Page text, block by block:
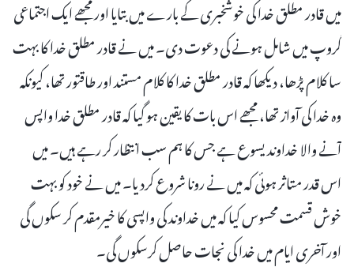
میں قادر مطلق خدا کی خوشخبری کے بارے میں بتایا اور مجھے ایک اجتماعی
گروپ میں شامل ہونے کی دعوت دی۔ میں نے قادر مطلق خدا کا بہت
سا کلام پڑھا، دیکھا کہ قادر مطلق خدا کا کلام مستند اور طاقتور تھا، کیونکہ
وہ خدا کی آواز تھا، مجھے اس بات کا یقین ہو گیا کہ قادر مطلق خدا واپس
آنے والا خداوند یسوع ہے جس کا ہم سب انتظار کر رہے ہیں۔ میں
اس قدر متاثر ہوئی کہ میں نے رونا شروع کردیا۔ میں نے خود کو بہت
خوش قسمت محسوس کیا کہ میں خداوند کی واپسی کا خیرمقدم کر سکوں گی
اور آخری ایام میں خدا کی نجات حاصل کرسکوں گی۔